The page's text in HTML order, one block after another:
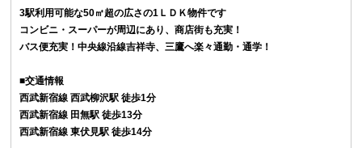
3駅利用可能な50㎡超の広さの1ＬＤＫ物件です
コンビニ・スーパーが周辺にあり、商店街も充実！
バス便充実！中央線沿線吉祥寺、三鷹へ楽々通勤・通学！
■交通情報
西武新宿線 西武柳沢駅 徒歩1分
西武新宿線 田無駅 徒歩13分
西武新宿線 東伏見駅 徒歩14分